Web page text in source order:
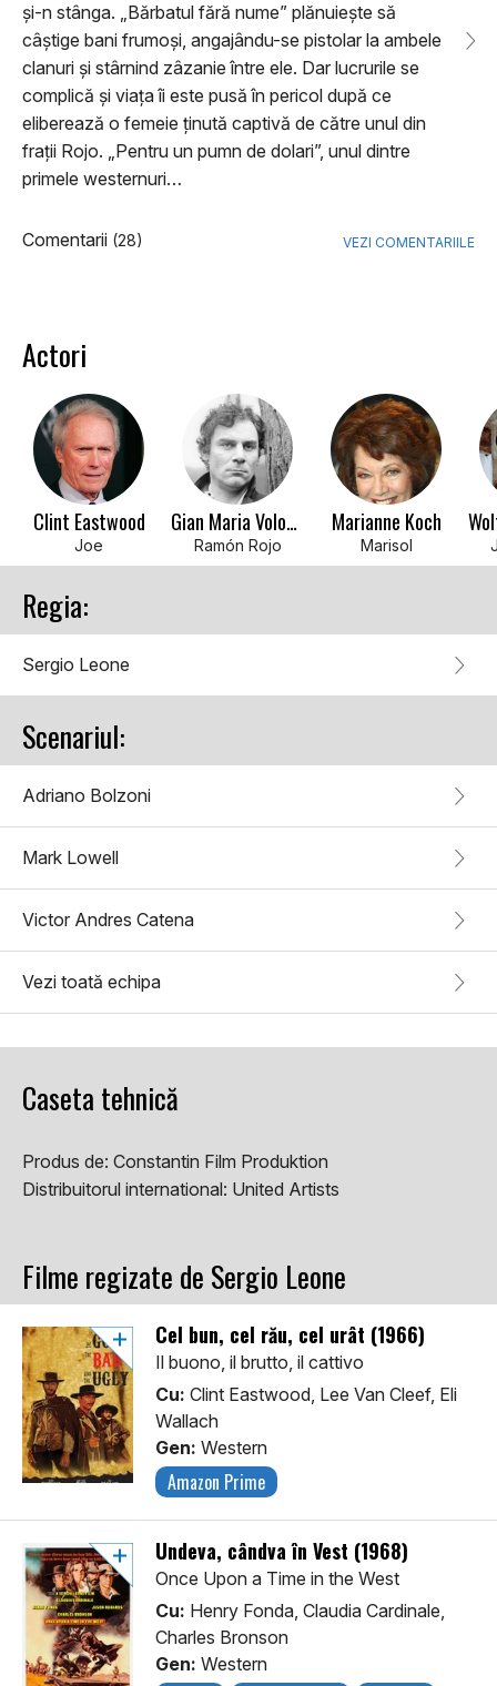
şi-n stânga. „Bărbatul fără nume” plănuieşte să
câştige bani frumoşi, angajându-se pistolar la ambele
clanuri şi stârnind zâzanie între ele. Dar lucrurile se
complică şi viaţa îi este pusă în pericol după ce
eliberează o femeie ţinută captivă de către unul din
fraţii Rojo. „Pentru un pumn de dolari”, unul dintre
primele westernuri…
Comentarii (28) VEZI COMENTARIILE
Actori
Clint Eastwood
Joe
Gian Maria Volonte
Ramón Rojo
Marianne Koch
Marisol
Regia:
Sergio Leone
Scenariul:
Adriano Bolzoni
Mark Lowell
Victor Andres Catena
Vezi toată echipa
Caseta tehnică
Produs de: Constantin Film Produktion
Distribuitorul international: United Artists
Filme regizate de Sergio Leone
Cel bun, cel rău, cel urât (1966)
Il buono, il brutto, il cattivo
Cu: Clint Eastwood, Lee Van Cleef, Eli
Wallach
Gen: Western
Amazon Prime
Undeva, cândva în Vest (1968)
Once Upon a Time in the West
Cu: Henry Fonda, Claudia Cardinale,
Charles Bronson
Gen: Western